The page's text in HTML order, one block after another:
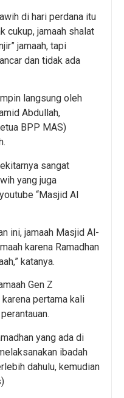
di hari perdana itu
cukup, jamaah shalat
jamaah, tapi
dan tidak ada
langsung oleh
Abdullah,
BPP MAS)
sangat
yang juga
“Masjid Al
ini, jamaah Masjid Al-
karena Ramadhan
katanya.
Gen Z
pertama kali
yang ada di
ibadah
dahulu, kemudian